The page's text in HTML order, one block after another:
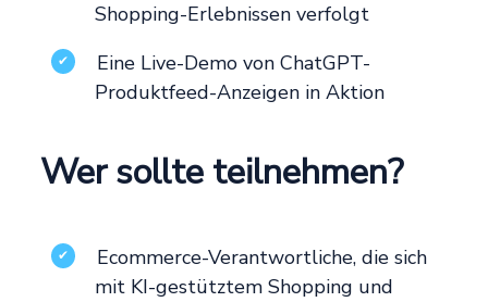
Shopping-Erlebnissen verfolgt
✔
Eine Live-Demo von ChatGPT-
Produktfeed-Anzeigen in Aktion
Wer sollte teilnehmen?
✔
Ecommerce-Verantwortliche, die sich
mit KI-gestütztem Shopping und